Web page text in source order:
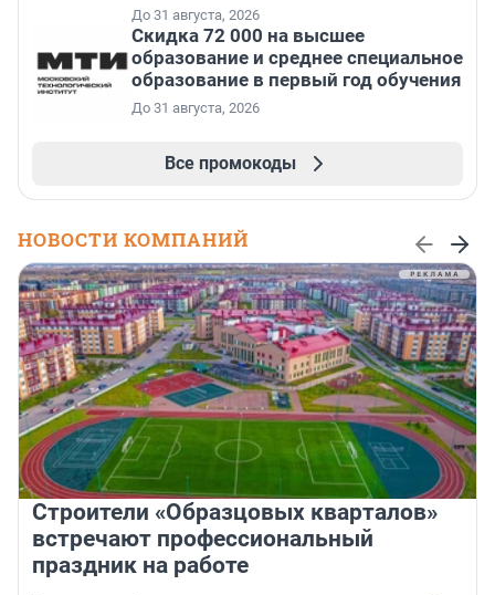
До 31 августа, 2026
Скидка 72 000 на высшее
образование и среднее специальное
образование в первый год обучения
До 31 августа, 2026
Все промокоды
НОВОСТИ КОМПАНИЙ
Строители «Образцовых кварталов»
встречают профессиональный
праздник на работе